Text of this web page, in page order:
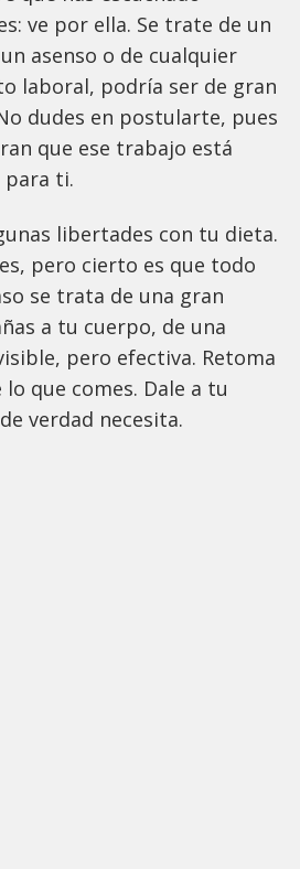
ve por ella. Se trate de un
asenso o de cualquier
laboral, podría ser de gran
dudes en postularte, pues
que ese trabajo está
para ti.
libertades con tu dieta.
pero cierto es que todo
se trata de una gran
a tu cuerpo, de una
pero efectiva. Retoma
que comes. Dale a tu
verdad necesita.